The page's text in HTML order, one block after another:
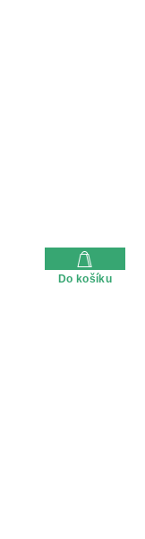
Do košíku